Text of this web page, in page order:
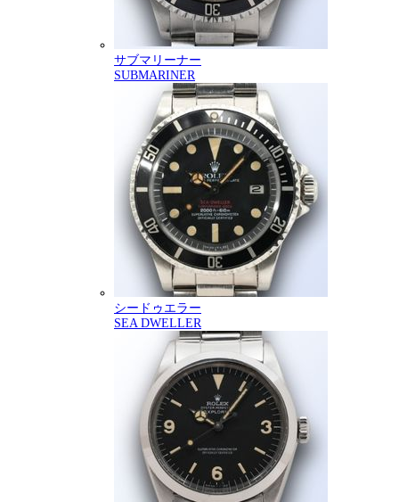
サブマリーナー
SUBMARINER
シードゥエラー
SEA DWELLER